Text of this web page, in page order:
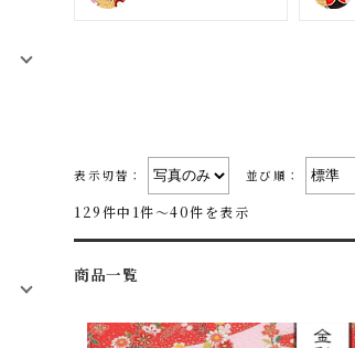
表示切替： 並び順：
129件中1件～40件を表示
商品一覧